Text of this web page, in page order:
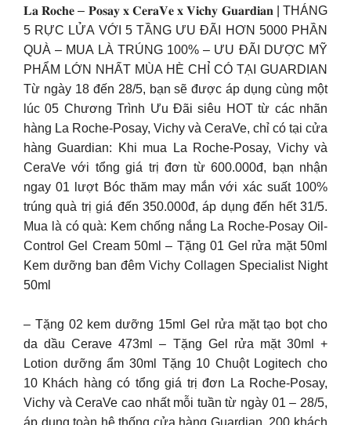
𝐋𝐚 𝐑𝐨𝐜𝐡𝐞 – 𝐏𝐨𝐬𝐚𝐲 𝐱 𝐂𝐞𝐫𝐚𝐕𝐞 𝐱 𝐕𝐢𝐜𝐡𝐲 𝐆𝐮𝐚𝐫𝐝𝐢𝐚𝐧 | THÁNG
5 RỰC LỬA VỚI 5 TẦNG ƯU ĐÃI HƠN 5000 PHẦN
QUÀ – MUA LÀ TRÚNG 100% – ƯU ĐÃI DƯỢC MỸ
PHẨM LỚN NHẤT MÙA HÈ CHỈ CÓ TẠI GUARDIAN
Từ ngày 18 đến 28/5, bạn sẽ được áp dụng cùng một
lúc 05 Chương Trình Ưu Đãi siêu HOT từ các nhãn
hàng La Roche-Posay, Vichy và CeraVe, chỉ có tại cửa
hàng Guardian: Khi mua La Roche-Posay, Vichy và
CeraVe với tổng giá trị đơn từ 600.000đ, bạn nhận
ngay 01 lượt Bóc thăm may mắn với xác suất 100%
trúng quà trị giá đến 350.000đ, áp dụng đến hết 31/5.
Mua là có quà: Kem chống nắng La Roche-Posay Oil-
Control Gel Cream 50ml – Tặng 01 Gel rửa mặt 50ml
Kem dưỡng ban đêm Vichy Collagen Specialist Night
50ml
– Tặng 02 kem dưỡng 15ml Gel rửa mặt tạo bọt cho
da dầu Cerave 473ml – Tặng Gel rửa mặt 30ml +
Lotion dưỡng ẩm 30ml Tặng 10 Chuột Logitech cho
10 Khách hàng có tổng giá trị đơn La Roche-Posay,
Vichy và CeraVe cao nhất mỗi tuần từ ngày 01 – 28/5,
áp dụng toàn hệ thống cửa hàng Guardian. 200 khách